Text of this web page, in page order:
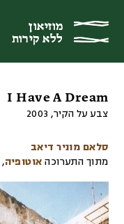
מוזיאון
ללא קירות
מוזיאון
ללא קירות
I Have A Dream
צבע על הקיר,
2003
סלאם מוניר דיאב
מתוך התערוכה אוטופיה,